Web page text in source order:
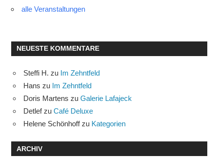
alle Veranstaltungen
NEUESTE KOMMENTARE
Steffi H. zu Im Zehntfeld
Hans zu Im Zehntfeld
Doris Martens zu Galerie Lafajeck
Detlefzu Café Deluxe
Helene Schönhoffzu Kategorien
ARCHIV